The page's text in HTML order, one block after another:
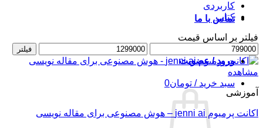
تماس با ما
ورود / عضویت
سبد خرید / تومان0
کاربردی
کتاب
فیلتر بر اساس قیمت
حداقل
قیمت
حداکثر
قیمت
فیلتر
مشاهده
آموزشی
اکانت پرمیوم jenni ai – هوش مصنوعی برای مقاله نویسی